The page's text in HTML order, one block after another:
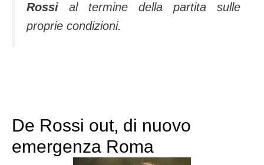
Rossi al termine della partita sulle
proprie condizioni.
De Rossi out, di nuovo
emergenza Roma